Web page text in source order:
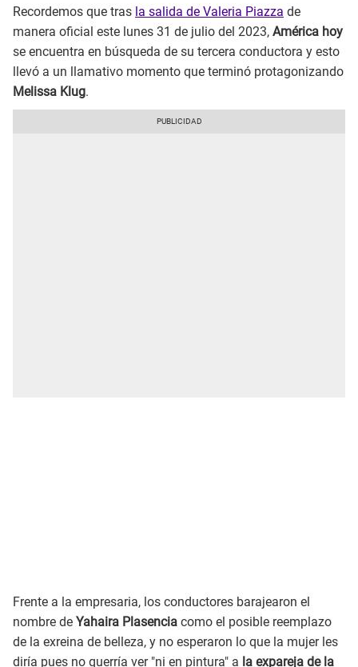
Recordemos que tras la salida de Valeria Piazza de
manera oficial este lunes 31 de julio del 2023, América hoy
se encuentra en búsqueda de su tercera conductora y esto
llevó a un llamativo momento que terminó protagonizando
Melissa Klug.
Frente a la empresaria, los conductores barajearon el
nombre de Yahaira Plasencia como el posible reemplazo
de la exreina de belleza, y no esperaron lo que la mujer les
diría pues no querría ver "ni en pintura" a la expareja de la